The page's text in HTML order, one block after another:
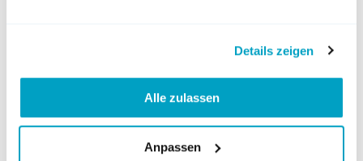
Details zeigen
Alle zulassen
Anpassen
Windparks Quatre Bornes verlangt wird,
sollte innerhalb von sechs Monaten nach
Beginn der Unterschriftensammlung –
also bis Mitte Juni – von mindestens 81
Personen unterzeichnet werden (10% der